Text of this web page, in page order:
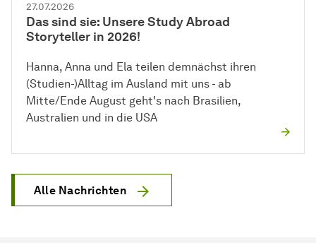
27.07.2026
Das sind sie: Unsere Study Abroad
Storyteller in 2026!
Hanna, Anna und Ela teilen demnächst ihren
(Studien-)Alltag im Ausland mit uns - ab
Mitte/Ende August geht's nach Brasilien,
Australien und in die USA
Alle Nachrichten